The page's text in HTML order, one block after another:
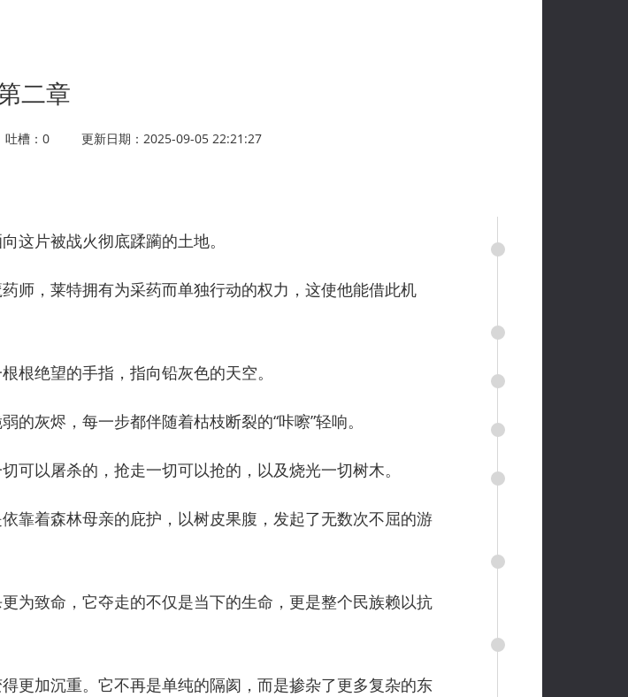
二章
吐槽：0 更新日期：2025-09-05 22:21:27
片被战火彻底蹂躏的土地。
，莱特拥有为采药而单独行动的权力，这使他能借此机
绝望的手指，指向铅灰色的天空。
灰烬，每一步都伴随着枯枝断裂的“咔嚓”轻响。
以屠杀的，抢走一切可以抢的，以及烧光一切树木。
着森林母亲的庇护，以树皮果腹，发起了无数次不屈的游
致命，它夺走的不仅是当下的生命，更是整个民族赖以抗
加沉重。它不再是单纯的隔阂，而是掺杂了更多复杂的东